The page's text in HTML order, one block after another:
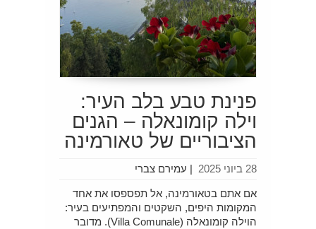
פנינת טבע בלב העיר:
וילה קומונאלה – הגנים
הציבוריים של טאורמינה
עמירם צברי | 28 ביוני 2025
אם אתם בטאורמינה, אל תפספסו את אחד
המקומות היפים, השקטים והמפתיעים בעיר:
הוילה קומונאלה (Villa Comunale). מדובר